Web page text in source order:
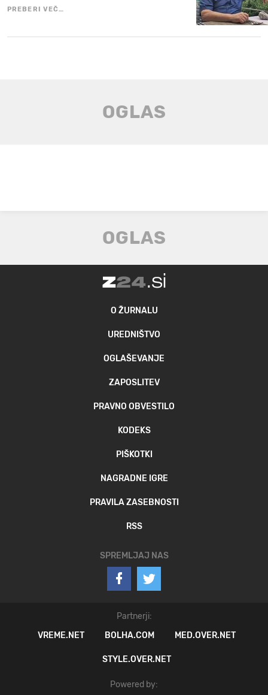
PREBERI VEČ…
O ŽURNALU
UREDNIŠTVO
OGLAŠEVANJE
ZAPOSLITEV
PRAVNO OBVESTILO
KODEKS
PIŠKOTKI
NAGRADNE IGRE
PRAVILA ZASEBNOSTI
RSS
SPREMLJAJ NAS
Partnerji:
VREME.NET
BOLHA.COM MED.OVER.NET
STYLE.OVER.NET
Powered by: